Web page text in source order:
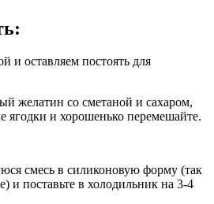
и оставляем постоять для
желатин со сметаной и сахаром,
ягодки и хорошенько перемешайте.
смесь в силиконовую форму (так
и поставьте в холодильник на 3-4